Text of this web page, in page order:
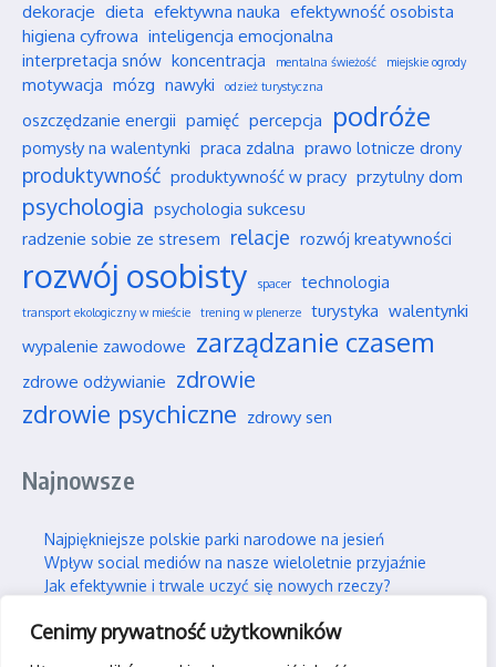
Cenimy prywatność użytkowników
dekoracje dieta efektywna nauka efektywność osobista
higiena cyfrowa inteligencja emocjonalna
interpretacja snów koncentracja mentalna świeżość miejskie ogrody
motywacja mózg nawyki odzież turystyczna
oszczędzanie energii pamięć percepcja podróże
pomysły na walentynki praca zdalna prawo lotnicze drony
produktywność produktywność w pracy przytulny dom
psychologia psychologia sukcesu
radzenie sobie ze stresem relacje rozwój kreatywności
rozwój osobisty spacer technologia
transport ekologiczny w mieście trening w plenerze turystyka walentynki
wypalenie zawodowe zarządzanie czasem
zdrowe odżywianie zdrowie
zdrowie psychiczne zdrowy sen
Najnowsze
Najpiękniejsze polskie parki narodowe na jesień
Wpływ social mediów na nasze wieloletnie przyjaźnie
Jak efektywnie i trwale uczyć się nowych rzeczy?
Gdzie można legalnie latać dronem w Polsce?